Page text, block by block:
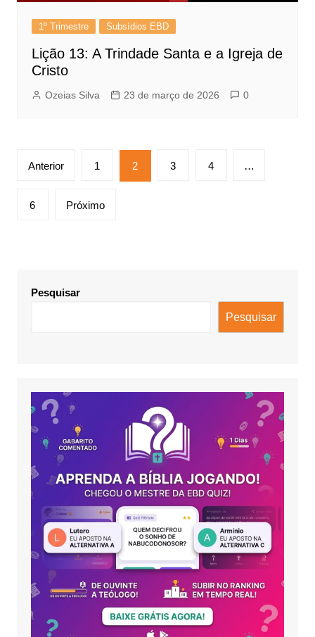
1º Trimestre Subsídios EBD
Lição 13: A Trindade Santa e a Igreja de
Cristo
Ozeias Silva 23 de março de 2026 0
Paginação
posts
Anterior 1 2 3 4 …
6 Próximo
Pesquisar
Pesquisar